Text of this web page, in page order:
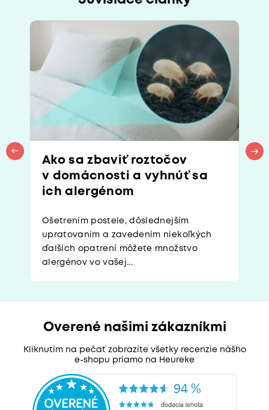
Ako sa zbaviť roztočov
v domácnosti a vyhnúť sa
ich alergénom
Ošetrením postele, dôslednejším
upratovaním a zavedením niekoľkých
ďalších opatrení môžete množstvo
alergénov vo vašej...
Overené našimi zákazníkmi
Kliknutím na pečať zobrazíte všetky recenzie nášho
e-shopu priamo na Heureke